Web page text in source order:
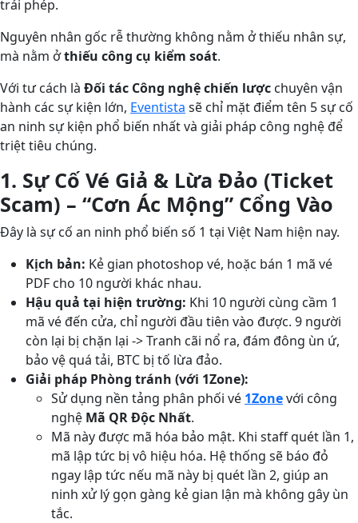
trái phép.
Nguyên nhân gốc rễ thường không nằm ở thiếu nhân sự,
mà nằm ởthiếu công cụ kiểm soát.
Với tư cách là Đối tác Công nghệ chiến lược chuyên vận
hành các sự kiện lớn, Eventista sẽ chỉ mặt điểm tên 5 sự cố
an ninh sự kiện phổ biến nhất và giải pháp công nghệ để
triệt tiêu chúng.
1. Sự Cố Vé Giả & Lừa Đảo (Ticket
Scam) – “Cơn Ác Mộng” Cổng Vào
Đây là sự cố an ninh phổ biến số 1 tại Việt Nam hiện nay.
Kịch bản: Kẻ gian photoshop vé, hoặc bán 1 mã vé
PDF cho 10 người khác nhau.
Hậu quả tại hiện trường: Khi 10 người cùng cầm 1
mã vé đến cửa, chỉ người đầu tiên vào được. 9 người
còn lại bị chặn lại -> Tranh cãi nổ ra, đám đông ùn ứ,
bảo vệ quá tải, BTC bị tố lừa đảo.
Giải pháp Phòng tránh (với 1Zone):
Sử dụng nền tảng phân phối vé 1Zonevới công
nghệ Mã QR Độc Nhất.
Mã này được mã hóa bảo mật. Khi staff quét lần 1,
mã lập tức bị vô hiệu hóa. Hệ thống sẽ báo đỏ
ngay lập tức nếu mã này bị quét lần 2, giúp an
ninh xử lý gọn gàng kẻ gian lận mà không gây ùn
tắc.